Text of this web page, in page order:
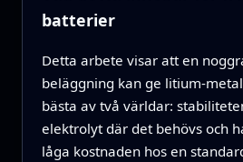
batterier
Detta arbete visar att en
beläggning kan ge
bästa av två världar:
elektrolyt där det behövs och
låga kostnaden hos en